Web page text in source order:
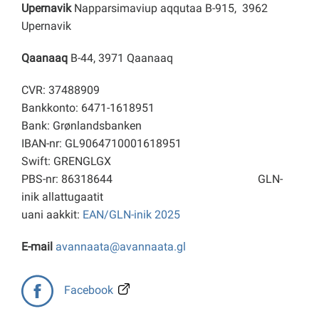
Upernavik Napparsimaviup aqqutaa B-915, 3962
Upernavik
Qaanaaq B-44, 3971 Qaanaaq
CVR: 37488909
Bankkonto: 6471-1618951
Bank: Grønlandsbanken
IBAN-nr: GL9064710001618951
Swift: GRENGLGX
PBS-nr: 86318644 GLN-
inik allattugaatit
uani aakkit: EAN/GLN-inik 2025
E-mail avannaata@avannaata.gl
Facebook